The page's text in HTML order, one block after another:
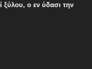
ξύλου, ο εν ύδασι την